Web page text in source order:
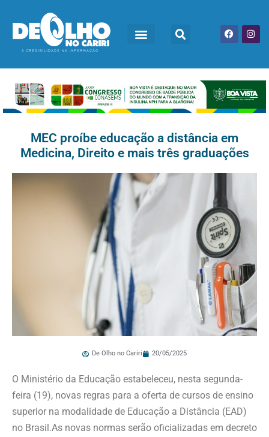
MEC proíbe educação a distância em
Medicina, Direito e mais três graduações
De Olho no Cariri 20/05/2025
O Ministério da Educação estabeleceu, nesta segunda-
feira (19), novas regras para a oferta de cursos de ensino
superior na modalidade de Educação a Distância (EAD)
no Brasil.As novas normas serão oficializadas em decreto